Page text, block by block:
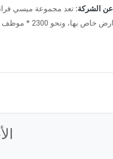
عن الشركة: تعد مجموعة ميسي